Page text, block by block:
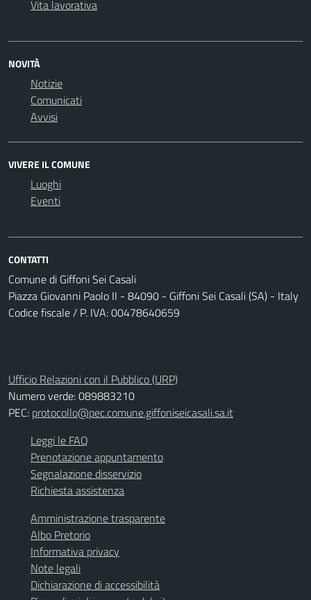
Vita lavorativa
NOVITÀ
Notizie
Comunicati
Avvisi
VIVERE IL COMUNE
Luoghi
Eventi
CONTATTI
Comune di Giffoni Sei Casali
Piazza Giovanni Paolo II - 84090 - Giffoni Sei Casali (SA) - Italy
Codice fiscale / P. IVA: 00478640659
Ufficio Relazioni con il Pubblico (URP)
Numero verde: 089883210
PEC: protocollo@pec.comune.giffoniseicasali.sa.it
Leggi le FAQ
Prenotazione appuntamento
Segnalazione disservizio
Richiesta assistenza
Amministrazione trasparente
Albo Pretorio
Informativa privacy
Note legali
Dichiarazione di accessibilità